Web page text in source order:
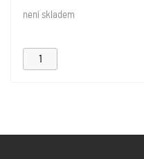
není skladem